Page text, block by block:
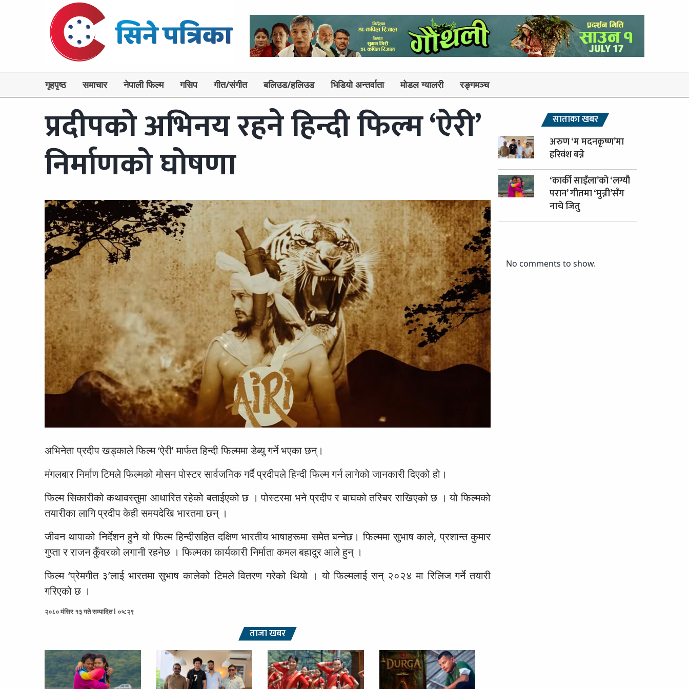
गृहपृष्ठ समाचार नेपाली फिल्म गसिप गीत/संगीत बलिउड/हलिउड भिडियो अन्तर्वाता मोडल ग्यालरी रङ्गमञ्च
प्रदीपको अभिनय रहने हिन्दी फिल्म ‘ऐरी’
निर्माणको घोषणा
अभिनेता प्रदीप खड्काले फिल्म ‘ऐरी’ मार्फत हिन्दी फिल्ममा डेब्यु गर्ने भएका छन्।
मंगलबार निर्माण टिमले फिल्मको मोसन पोस्टर सार्वजनिक गर्दै प्रदीपले हिन्दी फिल्म गर्न लागेको जानकारी दिएको हो।
फिल्म सिकारीको कथावस्तुमा आधारित रहेको बताईएको छ । पोस्टरमा भने प्रदीप र बाघको तस्बिर राखिएको छ । यो फिल्मको
तयारीका लागि प्रदीप केही समयदेखि भारतमा छन् ।
जीवन थापाको निर्देशन हुने यो फिल्म हिन्दीसहित दक्षिण भारतीय भाषाहरूमा समेत बन्नेछ। फिल्ममा सुभाष काले, प्रशान्त कुमार
गुप्ता र राजन कुँवरको लगानी रहनेछ । फिल्मका कार्यकारी निर्माता कमल बहादुर आले हुन् ।
फिल्म ‘प्रेमगीत ३’लाई भारतमा सुभाष कालेको टिमले वितरण गरेको थियो । यो फिल्मलाई सन् २०२४ मा रिलिज गर्ने तयारी
गरिएको छ ।
२०८० मंसिर १३ गते सम्पादित l ०५:२९
ताजा खबर
साताका खबर
अरुण ‘म मदनकृष्ण’मा
हरिवंश बन्ने
‘कार्की साइँला’को ‘लग्यौ
परान’ गीतमा ‘मुन्नी’सँग
नाचे जितु
No comments to show.